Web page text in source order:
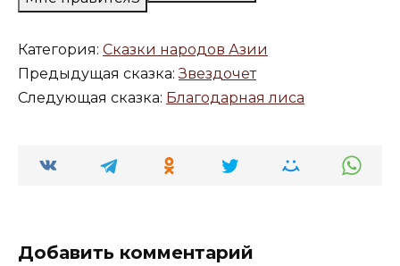
Категория: Сказки народов Азии
Предыдущая сказка:Звездочет
Следующая сказка: Благодарная лиса
Добавить комментарий